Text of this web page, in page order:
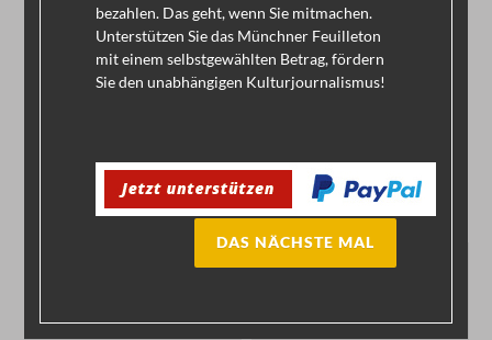
E-Book je 4,99 Euro |Vollständige kommentierte
Onlineausgabe (kostenlos)
Das könnte Sie auch interessieren:
Lektüresommer
München
bezahlen. Das geht, wenn Sie mitmachen.
Unterstützen Sie das Münchner Feuilleton
mit einem selbstgewählten Betrag, fördern
Sie den unabhängigen Kulturjournalismus!
DAS NÄCHSTE MAL